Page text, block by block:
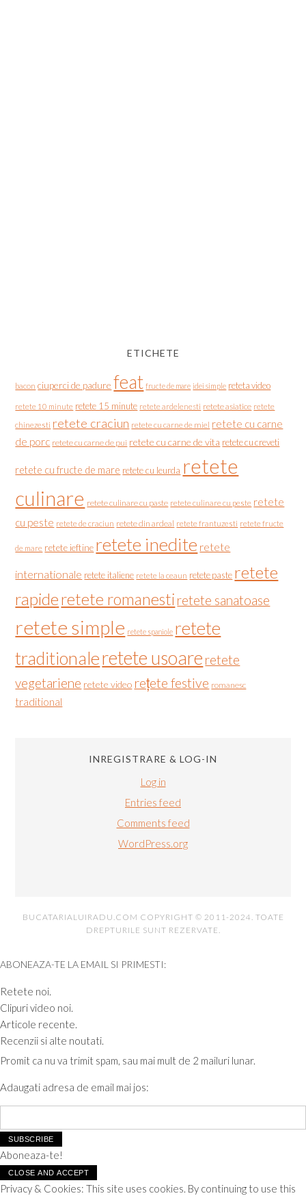
ETICHETE
bacon ciuperci de padure feat fructe de mare idei simple reteta video
retete 10 minute retete 15 minute retete ardelenesti retete asiatice retete
chinezesti retete craciun retete cu carne de miel retete cu carne
de porc retete cu carne de pui retete cu carne de vita retete cu creveti
retete cu fructe de mare retete cu leurda retete
culinare retete culinare cu paste retete culinare cu peste retete
cu peste retete de craciun retete din ardeal retete frantuzesti retete fructe
de mare retete ieftine retete inedite retete
internationale retete italiene retete la ceaun retete paste retete
rapideretete romanesti retete sanatoase
retete simple retete spaniole retete
traditionaleretete usoare retete
vegetariene retete video rețete festive romanesc
traditional
INREGISTRARE & LOG-IN
Log in
Entries feed
Comments feed
WordPress.org
BUCATARIALUIRADU.COM COPYRIGHT © 2011-2024. TOATE
DREPTURILE SUNT REZERVATE.
ABONEAZA-TE LA EMAIL SI PRIMESTI:
Retete noi.
Clipuri video noi.
Articole recente.
Recenzii si alte noutati.
Promit ca nu va trimit spam, sau mai mult de 2 mailuri lunar.
Adaugati adresa de email mai jos:
Aboneaza-te!
Privacy & Cookies: This site uses cookies. By continuing to use this